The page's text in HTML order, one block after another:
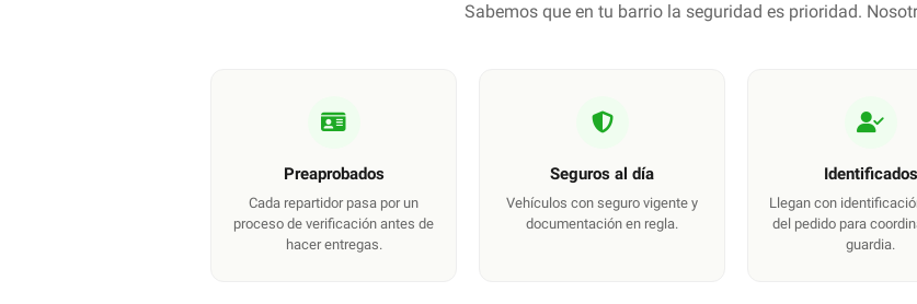
Sabemos que en tu barrio la seguridad es prioridad.
Preaprobados
Cada repartidor pasa por un
proceso de verificación antes de
hacer entregas.
Seguros al día
Vehículos con seguro vigente y
documentación en regla.
Identificados
Llegan con
del pedido para
guardia.